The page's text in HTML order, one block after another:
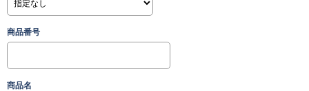
商品番号
商品名